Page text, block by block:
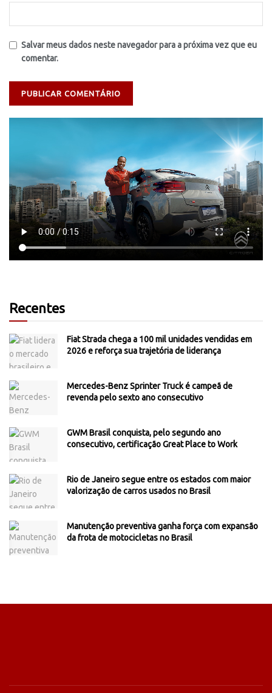
Salvar meus dados neste navegador para a próxima vez que eu
comentar.
Recentes
Fiat Strada chega a 100 mil unidades vendidas em
2026 e reforça sua trajetória de liderança
Mercedes-Benz Sprinter Truck é campeã de
revenda pelo sexto ano consecutivo
GWM Brasil conquista, pelo segundo ano
consecutivo, certificação Great Place to Work
Rio de Janeiro segue entre os estados com maior
valorização de carros usados no Brasil
Manutenção preventiva ganha força com expansão
da frota de motocicletas no Brasil